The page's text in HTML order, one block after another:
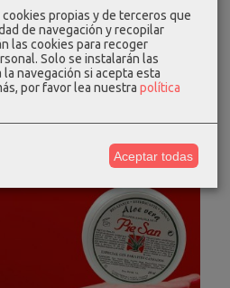
propias y de terceros que
de navegación y recopilar
las cookies para recoger
Solo se instalarán las
navegación si acepta esta
por favor lea nuestra política
Aceptar todas